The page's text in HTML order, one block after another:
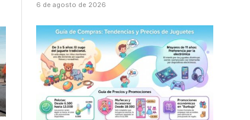
6 de agosto de 2026